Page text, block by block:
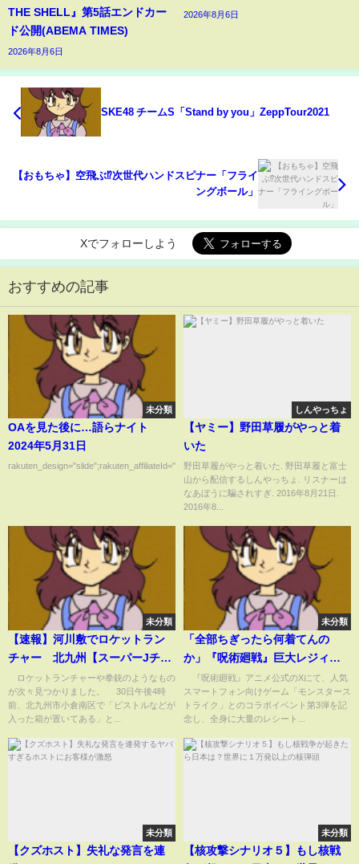
THE SHELL』第5話エンドカー
ド公開(ABEMA TIMES)
2026年8月6日
2026年8月6日
SKE48 チームS「Stand by you」ZeppTour2021
【おもちゃ】空飛ぶ⁉次世代ハンドスピナー「フライ
ングボール」
Xでフォローしよう
おすすめの記事
未分類
OAを見た後に…語らナイト
2024年5月31日
rakuten_design="slide";rakuten_affiliateId="00ed0224.63...
しんやっちょ
【ヤミー】野田草履がやっと着
いた
野田草履がやっと着いた. 野田草履と富士
山から配信するしんやっちょ. リスナーは
なあぼうに騙されすぎ. 2016年8月21日.
2016年8...
未分類
【速報】河川敷でロケットラン
チャー 北九州【スーパーJチャ
ンネル】(2024年5月31日)
ロケットランチャーや拳銃のようなもの
が次々見つかりました。 30日午後4時
前、北九州市小倉南区で「ピストルなどが
入った箱が置いてある」と...
未分類
「全部ちぎったら何着てんの
か」『呪術廻戦』巨大レジィ像
からレシートをひっぱる斬新す
ぎるイベントが話題(ABEMA
TIMES)
『呪術廻戦』アニメ公式のXにて、人気
スマートフォン向けゲーム「モンスタース
トライク」とのコラボイベント第3弾を記
念し、全身に大量のレシート...
未分類
【クズホスト】失礼な発言を連
未分類
【核攻撃シナリオ５】もし核戦